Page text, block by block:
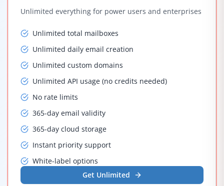
Unlimited everything for power users and enterprises
Unlimited total mailboxes
Unlimited daily email creation
Unlimited custom domains
Unlimited API usage (no credits needed)
No rate limits
365-day email validity
365-day cloud storage
Instant priority support
White-label options
Get Unlimited